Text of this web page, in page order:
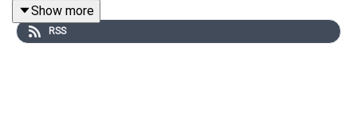
Aesthetics har imponerande 100 miljoner sprutor i, så att
säga, ryggen. Självklart blir vi nyfikna på vad de har att
berätta om estetiska injektioners historia, utveckling och
Show more
RSS